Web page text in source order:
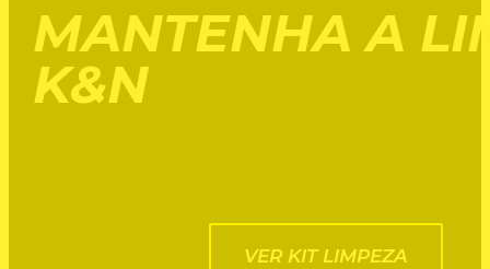
MANTENHA A
K&N
VER KIT LIMPEZA